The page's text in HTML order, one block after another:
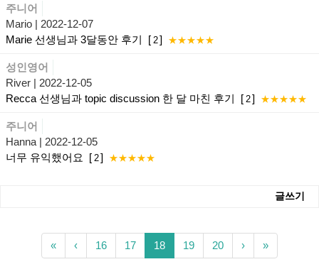
주니어
Mario | 2022-12-07
Marie 선생님과 3달동안 후기
[ 2] ★★★★★
성인영어
River | 2022-12-05
Recca 선생님과 topic discussion 한 달 마친 후기
[ 2] ★★★★★
주니어
Hanna | 2022-12-05
너무 유익했어요
[ 2] ★★★★★
글쓰기
« ‹ 16 17 18 19 20 › »